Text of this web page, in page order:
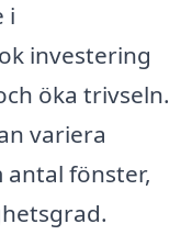
i
investering
öka trivseln.
variera
fönster,